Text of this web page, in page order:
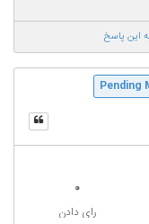
این پاسخ
Pending
0
رای دادن